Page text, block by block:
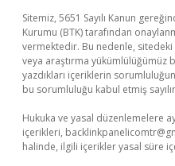
Sitemiz, 5651 Sayılı Kanun
Kurumu (BTK) tarafından
vermektedir. Bu nedenle,
veya araştırma yükümlülüğümüz
yazdıkları içeriklerin
bu sorumluluğu kabul etmiş
Hukuka ve yasal düzenlemelere
içerikleri,
halinde, ilgili içerikler yasal süre